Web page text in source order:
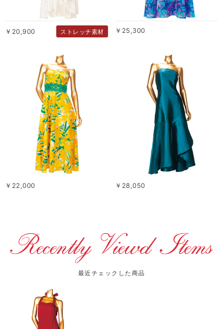
￥20,900 ストレッチ素材 ￥25,300
￥22,000 ￥28,050
最近チェックした商品